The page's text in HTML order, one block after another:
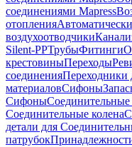
соединениями Mapress
отопления
воздухоотводчики
Silent-PPТрубыФитинги
крестовиныПереходы
соединенияПереходники
материаловСифоны
СифоныСоединительные
Соединительные колена
детали для
патрубок